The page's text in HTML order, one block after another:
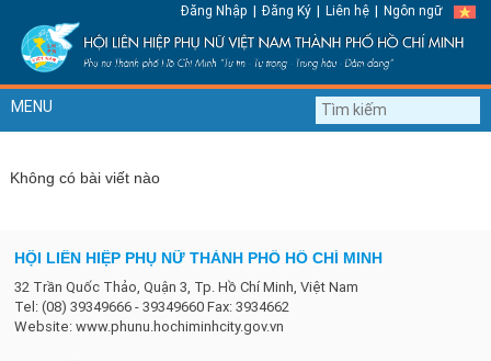
Đăng Nhập | Đăng Ký | Liên hệ | Ngôn ngữ
MENU
Không có bài viết nào
HỘI LIÊN HIỆP PHỤ NỮ THÀNH PHỐ HỒ CHÍ MINH
32 Trần Quốc Thảo, Quận 3, Tp. Hồ Chí Minh, Việt Nam
Tel: (08) 39349666 - 39349660 Fax: 3934662
Website: www.phunu.hochiminhcity.gov.vn